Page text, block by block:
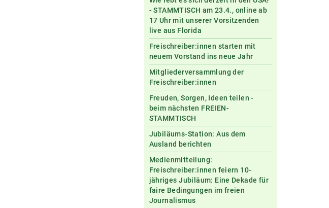
- STAMMTISCH am 23.4., online ab
17 Uhr mit unserer Vorsitzenden
live aus Florida
Freischreiber:innen starten mit
neuem Vorstand ins neue Jahr
Mitgliederversammlung der
Freischreiber:innen
Freuden, Sorgen, Ideen teilen -
beim nächsten FREIEN-
STAMMTISCH
Jubiläums-Station: Aus dem
Ausland berichten
Medienmitteilung:
Freischreiber:innen feiern 10-
jähriges Jubiläum: Eine Dekade für
faire Bedingungen im freien
Journalismus